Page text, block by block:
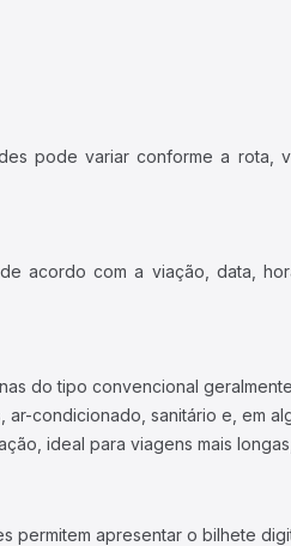
pode variar conforme a rota,
acordo com a viação, data,
do tipo convencional
condicionado, sanitário e, em
ideal para viagens mais
permitem apresentar o bilhete